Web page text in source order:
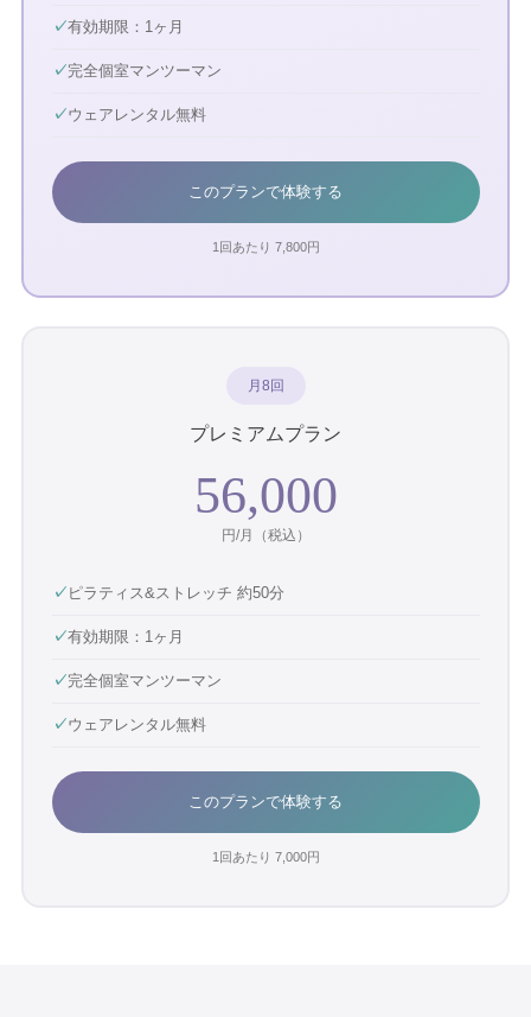
✓有効期限：1ヶ月
✓完全個室マンツーマン
✓ウェアレンタル無料
このプランで体験する
1回あたり 7,800円
月8回
プレミアムプラン
56,000
円/月（税込）
✓ ピラティス&ストレッチ 約50分
✓有効期限：1ヶ月
✓完全個室マンツーマン
✓ウェアレンタル無料
このプランで体験する
1回あたり 7,000円